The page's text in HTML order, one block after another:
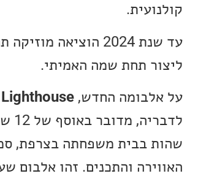
קולנועית.
עד שנת 2024 הוציאה מוזיקה תחת שם הבמה המסתורי
ליצור תחת שמה האמיתי.
על אלבומה החדש,
שהות בבית משפחתה בצרפת,
האווירה והתכנים. זהו אלבום